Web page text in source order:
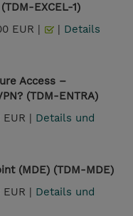
EXCEL-1)
EUR | | Details
Access –
(TDM-ENTRA)
| Details und
(MDE) (TDM-MDE)
| Details und